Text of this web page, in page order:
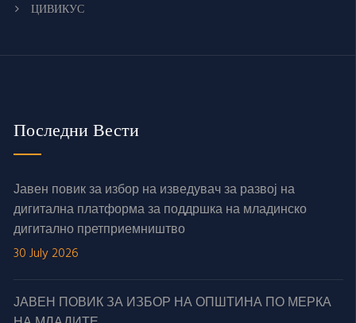
ЦИВИКУС
Последни Вести
Јавен повик за избор на изведувач за развој на
дигитална платформа за поддршка на младинско
дигитално претприемништво
30 July 2026
ЈАВЕН ПОВИК ЗА ИЗБОР НА ОПШТИНА ПО МЕРКА